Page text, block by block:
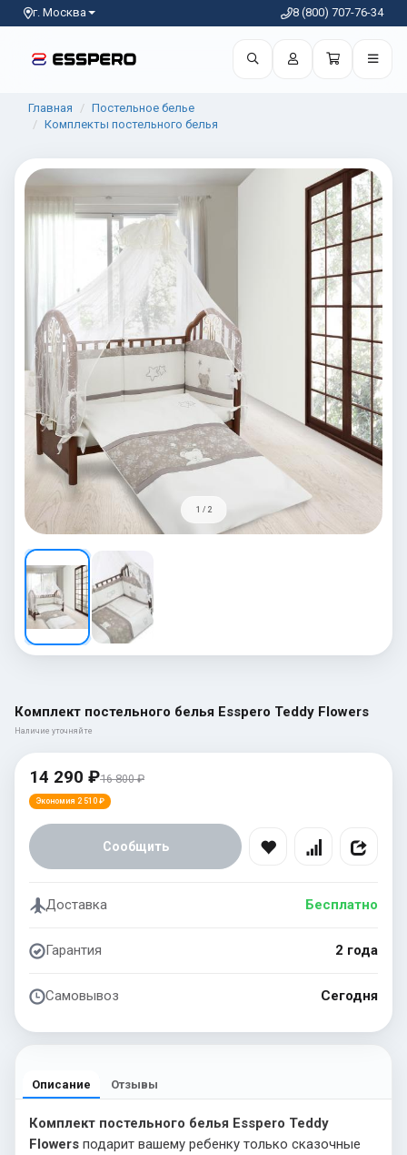
г. Москва 8 (800) 707-76-34
Главная
Постельное белье
Комплекты постельного белья
1 / 2
Комплект постельного белья Esspero Teddy Flowers
Наличие уточняйте
14 290 ₽16 800 ₽
Экономия 2 510 ₽
Сообщить
Доставка Бесплатно
Гарантия 2 года
Самовывоз Сегодня
Описание Отзывы
Комплект постельного белья Esspero Teddy
Flowers подарит вашему ребенку только сказочные